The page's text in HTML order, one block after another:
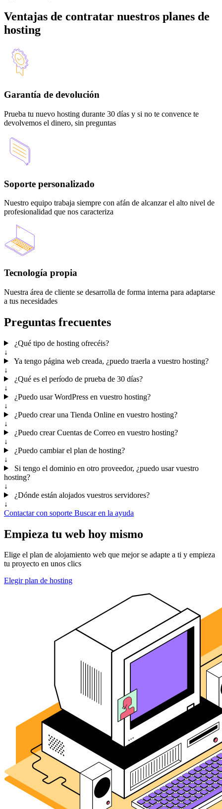
Ventajas de contratar nuestros planes de
hosting
Garantía de devolución
Prueba tu nuevo hosting durante 30 días y si no te convence te
devolvemos el dinero, sin preguntas
Soporte personalizado
Nuestro equipo trabaja siempre con afán de alcanzar el alto nivel de
profesionalidad que nos caracteriza
Tecnología propia
Nuestra área de cliente se desarrolla de forma interna para adaptarse
a tus necesidades
Preguntas frecuentes
¿Qué tipo de hosting ofrecéis?
↓
Ya tengo página web creada, ¿puedo traerla a vuestro hosting?
↓
¿Qué es el período de prueba de 30 días?
↓
¿Puedo usar WordPress en vuestro hosting?
↓
¿Puedo crear una Tienda Online en vuestro hosting?
↓
¿Puedo crear Cuentas de Correo en vuestro hosting?
↓
¿Puedo cambiar el plan de hosting?
↓
Si tengo el dominio en otro proveedor, ¿puedo usar vuestro
hosting?
↓
¿Dónde están alojados vuestros servidores?
↓
Contactar con soporte Buscar en la ayuda
Empieza tu web hoy mismo
Elige el plan de alojamiento web que mejor se adapte a ti y empieza
tu proyecto en unos clics
Elegir plan de hosting